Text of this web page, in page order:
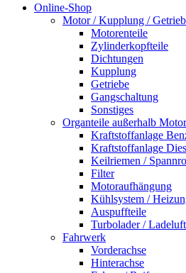
Online-Shop
Motor / Kupplung /
Motorenteile
Zylinderkopfteile
Dichtungen
Kupplung
Getriebe
Gangschaltung
Sonstiges
Organteile außerhalb Motor
Kraftstoffanlage
Kraftstoffanlage
Keilriemen /
Filter
Motoraufhängung
Kühlsystem /
Auspuffteile
Turbolader /
Fahrwerk
Vorderachse
Hinterachse